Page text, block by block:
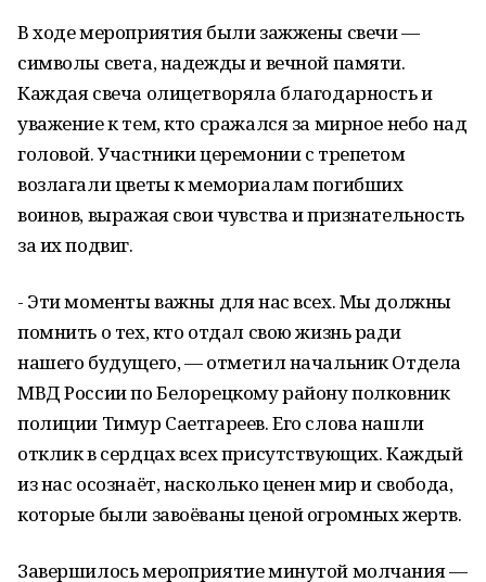
В ходе мероприятия были зажжены свечи —
символы света, надежды и вечной памяти.
Каждая свеча олицетворяла благодарность и
уважение к тем, кто сражался за мирное небо над
головой. Участники церемонии с трепетом
возлагали цветы к мемориалам погибших
воинов, выражая свои чувства и признательность
за их подвиг.
- Эти моменты важны для нас всех. Мы должны
помнить о тех, кто отдал свою жизнь ради
нашего будущего, — отметил начальник Отдела
МВД России по Белорецкому району полковник
полиции Тимур Саетгареев. Его слова нашли
отклик в сердцах всех присутствующих. Каждый
из нас осознаёт, насколько ценен мир и свобода,
которые были завоёваны ценой огромных жертв.
Завершилось мероприятие минутой молчания —